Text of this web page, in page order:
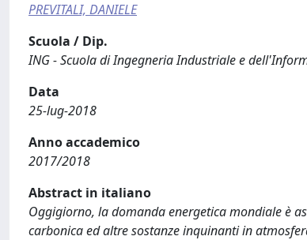
PREVITALI, DANIELE
Scuola / Dip.
ING - Scuola di Ingegneria Industriale e
Data
25-lug-2018
Anno accademico
2017/2018
Abstract in italiano
Oggigiorno, la domanda energetica mondiale è
carbonica ed altre sostanze inquinanti in